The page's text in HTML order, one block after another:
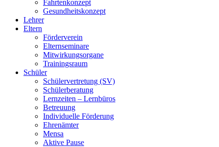
Fahrtenkonzept
Gesundheitskonzept
Lehrer
Eltern
Förderverein
Elternseminare
Mitwirkungsorgane
Trainingsraum
Schüler
Schülervertretung (SV)
Schülerberatung
Lernzeiten – Lernbüros
Betreuung
Individuelle Förderung
Ehrenämter
Mensa
Aktive Pause